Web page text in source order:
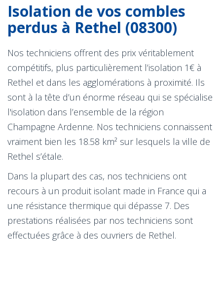
Isolation de vos combles
perdus à Rethel (08300)
Nos techniciens offrent des prix véritablement
compétitifs, plus particulièrement l’isolation 1€ à
Rethel et dans les agglomérations à proximité. Ils
sont à la tête d’un énorme réseau qui se spécialise
l'isolation dans l’ensemble de la région
Champagne Ardenne. Nos techniciens connaissent
vraiment bien les 18.58 km² sur lesquels la ville de
Rethel s’étale.
Dans la plupart des cas, nos techniciens ont
recours à un produit isolant made in France qui a
une résistance thermique qui dépasse 7. Des
prestations réalisées par nos techniciens sont
effectuées grâce à des ouvriers de Rethel.